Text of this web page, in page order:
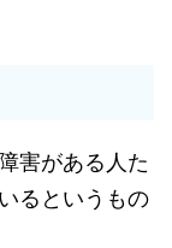
害がある人た
るというもの